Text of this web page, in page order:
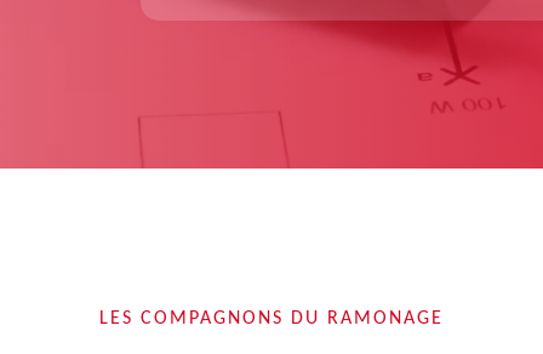
LES COMPAGNONS DU RAMONAGE